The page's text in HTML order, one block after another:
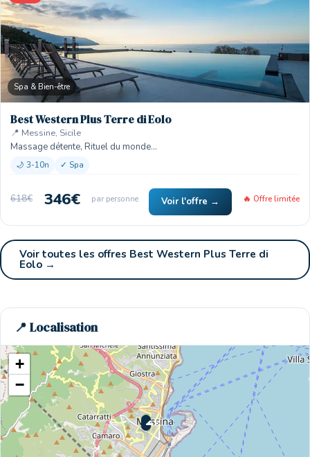
Spa & Bien-être
Best Western Plus Terre di Eolo
📍 Messine, Sicile
Massage détente, Rituel du monde…
🌙 3-10n ✓ Spa
618€ 346€ par personne Voir l'offre → 🔥 Offre limitée
Voir toutes les offres Best Western Plus Terre di
Eolo →
📍 Localisation
🌊 Ici
+
−